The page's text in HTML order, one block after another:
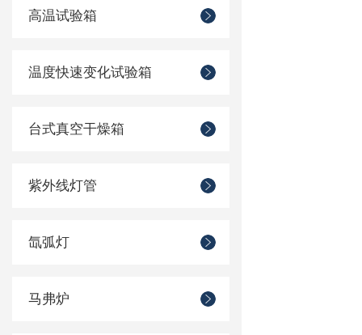
高温试验箱
温度快速变化试验箱
台式真空干燥箱
紫外线灯管
氙弧灯
马弗炉